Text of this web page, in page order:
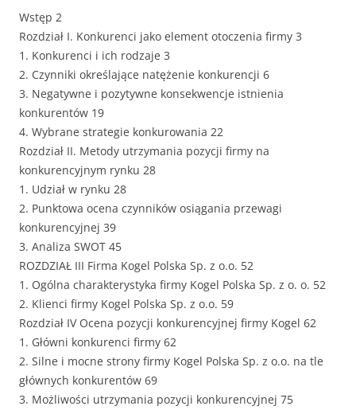
Wstęp 2
Rozdział I. Konkurenci jako element otoczenia firmy 3
1. Konkurenci i ich rodzaje 3
2. Czynniki określające natężenie konkurencji 6
3. Negatywne i pozytywne konsekwencje istnienia
konkurentów 19
4. Wybrane strategie konkurowania 22
Rozdział II. Metody utrzymania pozycji firmy na
konkurencyjnym rynku 28
1. Udział w rynku 28
2. Punktowa ocena czynników osiągania przewagi
konkurencyjnej 39
3. Analiza SWOT 45
ROZDZIAŁ III Firma Kogel Polska Sp. z o.o. 52
1. Ogólna charakterystyka firmy Kogel Polska Sp. z o. o. 52
2. Klienci firmy Kogel Polska Sp. z o.o. 59
Rozdział IV Ocena pozycji konkurencyjnej firmy Kogel 62
1. Główni konkurenci firmy 62
2. Silne i mocne strony firmy Kogel Polska Sp. z o.o. na tle
głównych konkurentów 69
3. Możliwości utrzymania pozycji konkurencyjnej 75